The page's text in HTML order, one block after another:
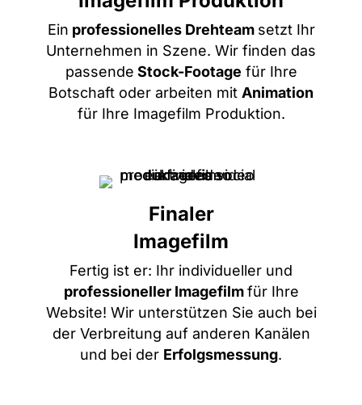
Ein professionelles Drehteam setzt Ihr
Unternehmen in Szene. Wir finden das
passende Stock-Footage für Ihre
Botschaft oder arbeiten mit Animation
für Ihre Imagefilm Produktion.
Finaler
Imagefilm
Fertig ist er: Ihr individueller und
professioneller Imagefilmfür Ihre
Website! Wir unterstützen Sie auch bei
der Verbreitung auf anderen Kanälen
und bei der Erfolgsmessung.